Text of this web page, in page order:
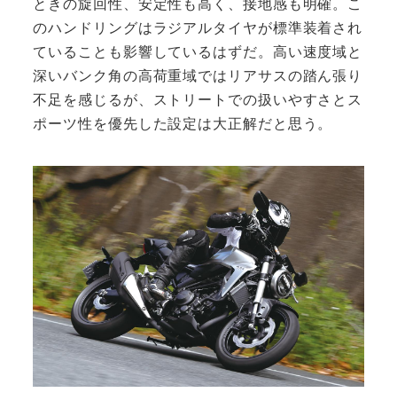
ときの旋回性、安定性も高く、接地感も明確。こ
のハンドリングはラジアルタイヤが標準装着され
ていることも影響しているはずだ。高い速度域と
深いバンク角の高荷重域ではリアサスの踏ん張り
不足を感じるが、ストリートでの扱いやすさとス
ポーツ性を優先した設定は大正解だと思う。